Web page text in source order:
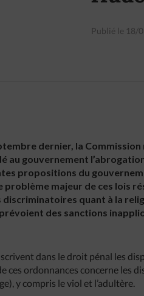
Publié le 18/
dernier, la Commission
au gouvernement
propositions du
problème majeur de ces lois
quant à la
des sanctions
dans le droit pénal les
ces ordonnances concerne les
y compris le viol et l’adultère.